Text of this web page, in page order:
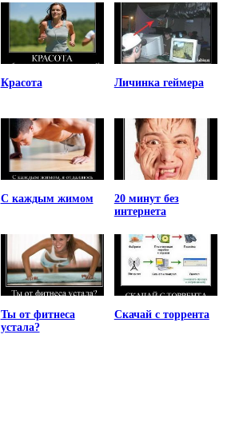
Красота Личинка геймера
С каждым жимом
20 минут без
интернета
Ты от фитнеса
устала?
Скачай с торрента